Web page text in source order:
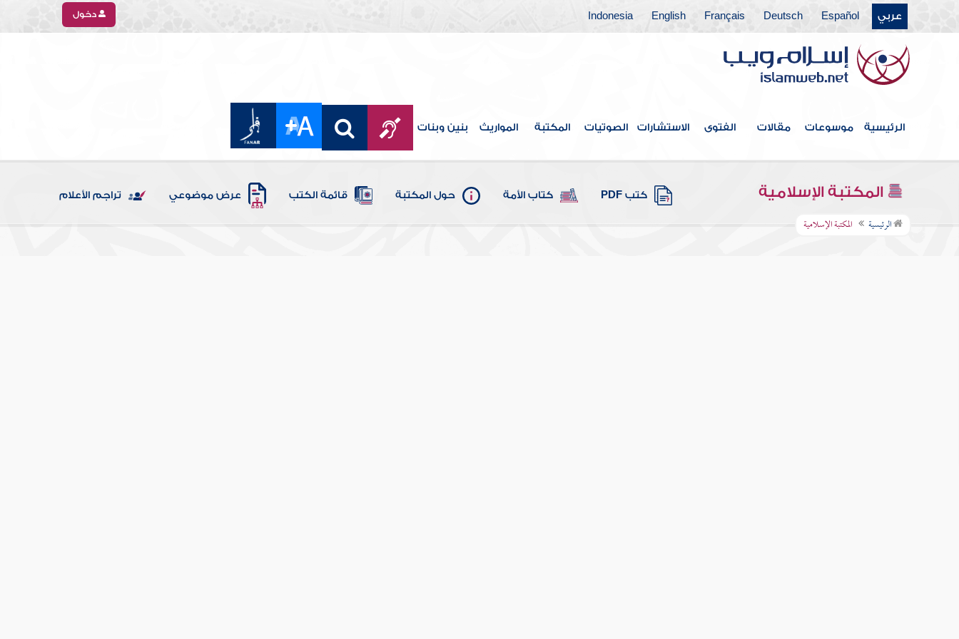
عربي Español
Deutsch
Français
English
Indonesia دخول
الرئيسية موسوعات مقالات الفتوى الاستشارات الصوتيات المكتبة المواريث بنين وبنات
المكتبة الإسلامية كتب PDF كتاب الأمة حول المكتبة قائمة الكتب عرض موضوعي تراجم الأعلام
الرئيسية المكتبة الإسلامية